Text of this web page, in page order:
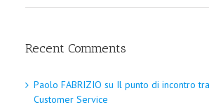
Recent Comments
Paolo FABRIZIO su Il punto di incontro
Customer Service